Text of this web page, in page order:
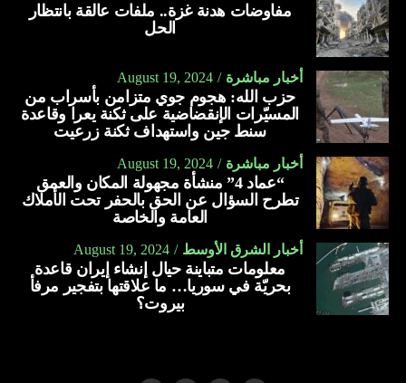
مفاوضات هدنة غزة.. ملفات عالقة بانتظار
الحل
أخبار مباشرة August 19, 2024
حزب الله: هجوم جوي متزامن بأسراب من
المسيّرات الإنقضاضية على ثكنة يعرا وقاعدة
سنط جين واستهداف ثكنة زرعيت
أخبار مباشرة August 19, 2024
“عماد 4” منشأة مجهولة المكان والعمق
تطرح السؤال عن الحق بالحفر تحت الأملاك
العامة والخاصة
أخبار الشرق الأوسط August 19, 2024
معلومات متباينة حيال إنشاء إيران قاعدة
بحريّة في سوريا… ما علاقتها بتفجير مرفأ
بيروت؟